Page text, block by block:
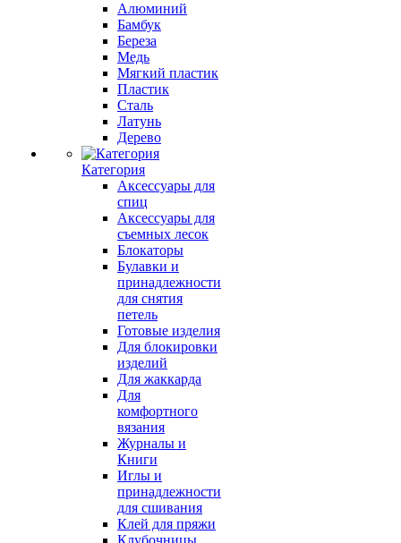
Алюминий
Бамбук
Береза
Медь
Мягкий пластик
Пластик
Сталь
Латунь
Дерево
Категория
Аксессуары для
спиц
Аксессуары для
съемных лесок
Блокаторы
Булавки и
принадлежности
для снятия
петель
Готовые изделия
Для блокировки
изделий
Для жаккарда
Для
комфортного
вязания
Журналы и
Книги
Иглы и
принадлежности
для сшивания
Клей для пряжи
Клубочницы